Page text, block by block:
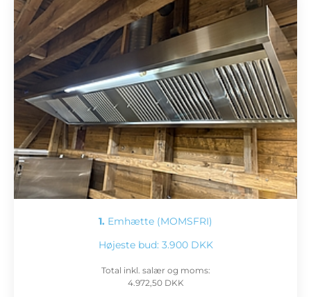
1. Emhætte (MOMSFRI)
Højeste bud: 3.900 DKK
Total inkl. salær og moms:
4.972,50 DKK